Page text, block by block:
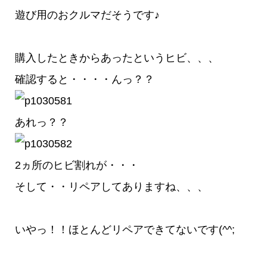
遊び用のおクルマだそうです♪
購入したときからあったというヒビ、、、
確認すると・・・・んっ？？
あれっ？？
2ヵ所のヒビ割れが・・・
そして・・リペアしてありますね、、、
いやっ！！ほとんどリペアできてないです(^^;